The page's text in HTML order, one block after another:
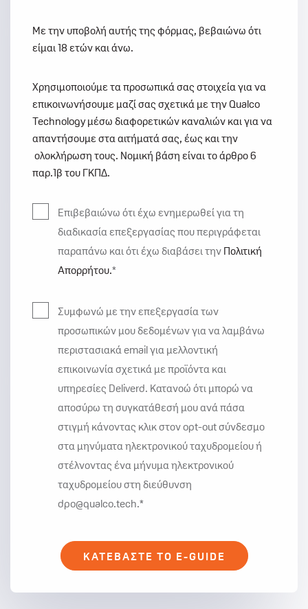
Με την υποβολή αυτής της φόρμας, βεβαιώνω ότι
είμαι 18 ετών και άνω.
Χρησιμοποιούμε τα προσωπικά σας στοιχεία για να
επικοινωνήσουμε μαζί σας σχετικά με την Qualco
Technology μέσω διαφορετικών καναλιών και για να
απαντήσουμε στα αιτήματά σας, έως και την
ολοκλήρωση τους. Νομική βάση είναι το άρθρο 6
παρ.1β του ΓΚΠΔ.
Επιβεβαιώνω ότι έχω ενημερωθεί για τη
διαδικασία επεξεργασίας που περιγράφεται
παραπάνω και ότι έχω διαβάσει τηνΠολιτική
Απορρήτου.*
Συμφωνώ με την επεξεργασία των
προσωπικών μου δεδομένων για να λαμβάνω
περιστασιακά email για μελλοντική
επικοινωνία σχετικά με προϊόντα και
υπηρεσίες Deliverd. Κατανοώ ότι μπορώ να
αποσύρω τη συγκατάθεσή μου ανά πάσα
στιγμή κάνοντας κλικ στον opt-out σύνδεσμο
στα μηνύματα ηλεκτρονικού ταχυδρομείου ή
στέλνοντας ένα μήνυμα ηλεκτρονικού
ταχυδρομείου στη διεύθυνση
dpo@qualco.tech.*